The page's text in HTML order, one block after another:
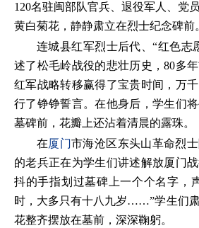
120名驻闽部队官兵、退役军人、党
黄白菊花，静静肃立在烈士纪念碑前
连城县红军烈士后代、“红色志
述了松毛岭战役的悲壮历史，80多
红军战略转移赢得了宝贵时间，万
行了铮铮誓言。在他身后，学生们
墓碑前，花瓣上还沾着清晨的露珠。
在厦门市海沧区东头山革命烈
的老兵正在为学生们讲述解放厦门
抖的手指划过墓碑上一个个名字，
时，大多只有十八九岁……”学生们
花整齐摆放在墓前，深深鞠躬。